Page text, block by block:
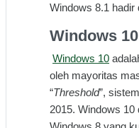
Windows 8.1 hadir
Windows 10
Windows 10
oleh mayoritas
“Threshold”,
2015. Windows